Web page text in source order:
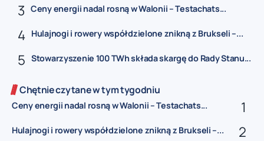
Ceny energii nadal rosną w Walonii – Testachats...
Hulajnogi i rowery współdzielone znikną z Brukseli –...
Stowarzyszenie 100 TWh składa skargę do Rady Stanu...
Chętnie czytane w tym tygodniu
Ceny energii nadal rosną w Walonii – Testachats...
Hulajnogi i rowery współdzielone znikną z Brukseli –...